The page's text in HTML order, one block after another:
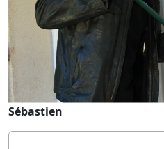
Sébastien